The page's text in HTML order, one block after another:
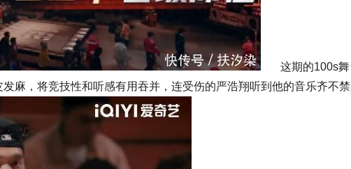
这期的100s舞
麻，将竞技性和听感有用吞并，连受伤的严浩翔听到他的音乐齐不禁